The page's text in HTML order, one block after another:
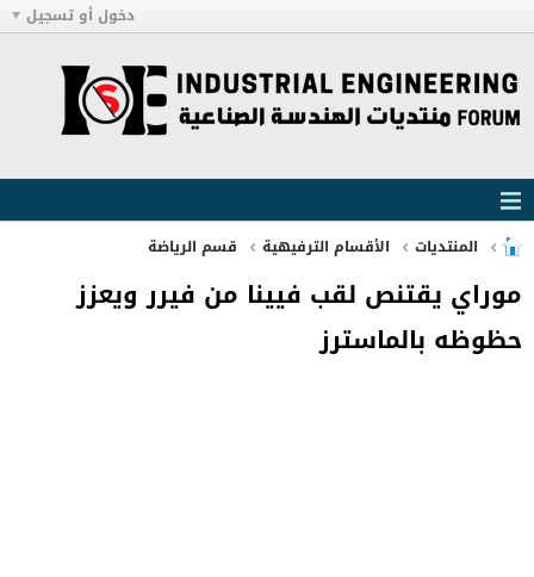
دخول أو تسجيل
المنتديات الأقسام الترفيهية قسم الرياضة
موراي يقتنص لقب فيينا من فيرر ويعزز
حظوظه بالماسترز